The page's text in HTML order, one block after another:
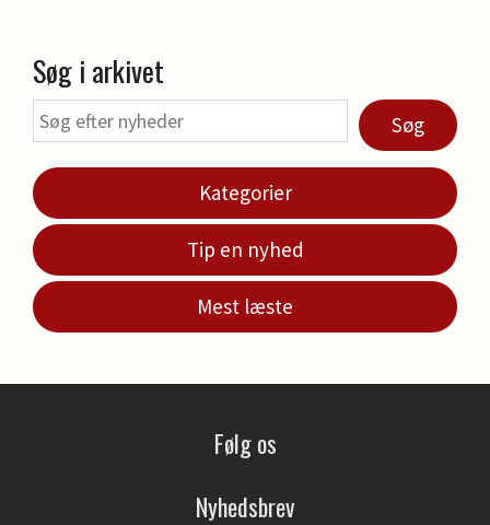
Søg i arkivet
Søg
Kategorier
Tip en nyhed
Mest læste
Følg os
Nyhedsbrev